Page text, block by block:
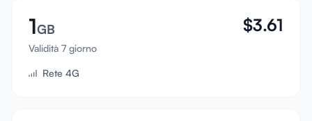
Invita un amico
Diventa affiliato
Centro assistenza
1GB
Validità 7 giorno
$3.61
Rete 4G